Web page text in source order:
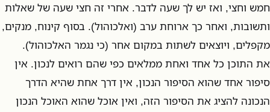
חמש וחצי, ואז יש לך שעה לדבר. אחרי זה חצי שעה של שאלות
ותשובות, ואחר כך ארוחת ערב (ואלכוהול). בסוף קינוח, מנקים,
מקפלים, ויוצאים לשתות במקום אחר (כי נגמר האלכוהול).
את התוכן כל אחד ואחת ממלאים כפי שהם רואים לנכון. אין
סיפור אחד שהוא הסיפור הנכון, אין דרך אחת שהיא הדרך
הנכונה להציג את הסיפור הזה, ואין אוכל שהוא האוכל הנכון